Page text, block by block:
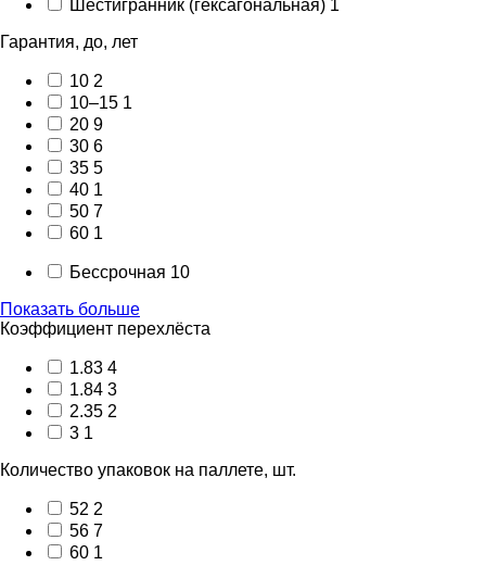
Шестигранник (гексагональная) 1
Гарантия, до, лет
10 2
10–15 1
20 9
30 6
35 5
40 1
50 7
60 1
Бессрочная 10
Показать больше
Коэффициент перехлёста
1.83 4
1.84 3
2.35 2
3 1
Количество упаковок на паллете, шт.
52 2
56 7
60 1